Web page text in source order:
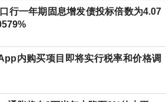
行一年期固息增发债投标倍数为4.07
内购买项目即将实行税率和价格调